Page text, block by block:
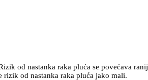
od nastanka raka pluća se povećava
rizik od nastanka raka pluća jako mali.